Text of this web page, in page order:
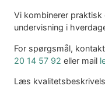
Vi kombinerer
undervisning i
For spørgsmål,
20 14 57 92 eller mail
Læs